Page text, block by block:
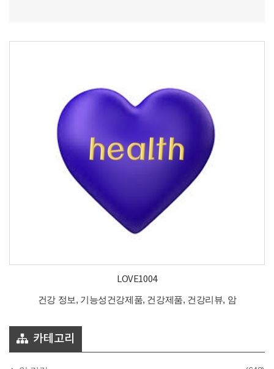
LOVE1004
건강 정보, 기능성건강제품, 건강제품, 건강리뷰, 암
카테고리